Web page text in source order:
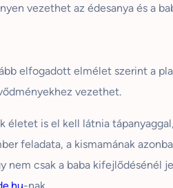
vezethet az édesanya és a
elfogadott elmélet szerint a
vezethet.
életet is el kell látnia
feladata, a kismamának
csak a baba
-nak.